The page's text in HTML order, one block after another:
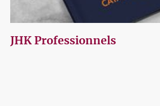
JHK Professionnels